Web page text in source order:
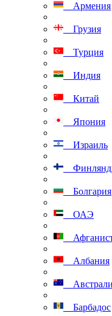
Армения
Грузия
Турция
Индия
Китай
Япония
Израиль
Болгария
ОАЭ
Албания
Барбадос